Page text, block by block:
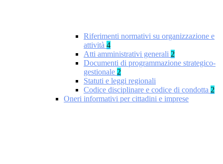
Riferimenti normativi su organizzazione e
attività 4
Atti amministrativi generali 2
Documenti di programmazione strategico-
gestionale 2
Statuti e leggi regionali
Codice disciplinare e codice di condotta 2
Oneri informativi per cittadini e imprese